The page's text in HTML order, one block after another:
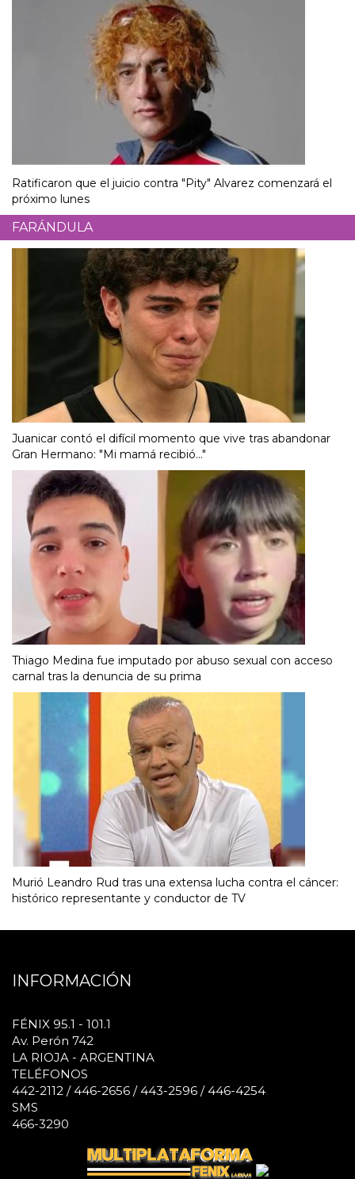
Ratificaron que el juicio contra "Pity" Alvarez comenzará el
próximo lunes
FARÁNDULA
Juanicar contó el difícil momento que vive tras abandonar
Gran Hermano: "Mi mamá recibió..."
Thiago Medina fue imputado por abuso sexual con acceso
carnal tras la denuncia de su prima
Murió Leandro Rud tras una extensa lucha contra el cáncer:
histórico representante y conductor de TV
INFORMACIÓN
FÉNIX 95.1 - 101.1
Av. Perón 742
LA RIOJA - ARGENTINA
TELÉFONOS
442-2112 / 446-2656 / 443-2596 / 446-4254
SMS
466-3290